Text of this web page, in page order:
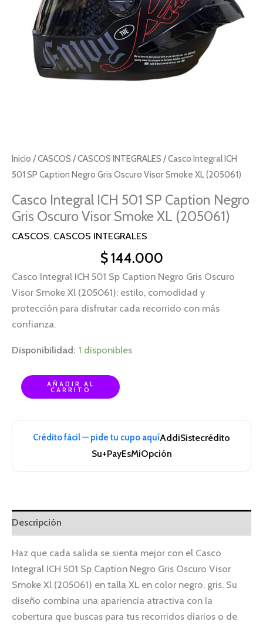
Inicio /CASCOS /CASCOS INTEGRALES / Casco Integral ICH
501 SP Caption Negro Gris Oscuro Visor Smoke XL (205061)
Casco Integral ICH 501 SP Caption Negro
Gris Oscuro Visor Smoke XL (205061)
CASCOS, CASCOS INTEGRALES
$144.000
Casco Integral ICH 501 Sp Caption Negro Gris Oscuro
Visor Smoke Xl (205061): estilo, comodidad y
protección para disfrutar cada recorrido con más
confianza.
Disponibilidad: 1 disponibles
Oscuro
Smoke
AÑADIR AL
CARRITO
Crédito fácil — pide tu cupo aquíAddiSistecrédito
Su+PayEsMiOpción
Descripción
Haz que cada salida se sienta mejor con el Casco
Integral ICH 501 Sp Caption Negro Gris Oscuro Visor
Smoke Xl (205061) en talla XL en color negro, gris. Su
diseño combina una apariencia atractiva con la
cobertura que buscas para tus recorridos diarios o de